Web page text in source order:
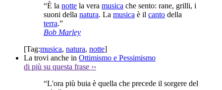
“È la notte la vera musica che sento: rane, grilli, i
suoni della natura. La musica è il canto della
terra.”
Bob Marley
[Tag:musica, natura, notte]
La trovi anche in Ottimismo e Pessimismo
di più su questa frase ››
“L'ora più buia è quella che precede il sorgere del